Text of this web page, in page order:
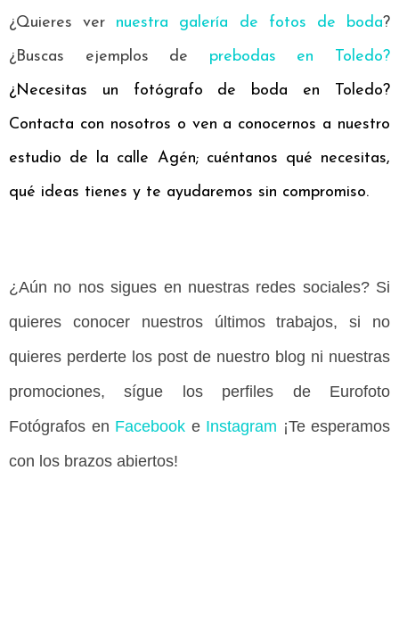
¿Quieres ver nuestra galería de fotos de boda?
¿Buscas ejemplos de prebodas en Toledo?
¿Necesitas un fotógrafo de boda en Toledo?
Contacta con nosotros o ven a conocernos a nuestro
estudio de la calle Agén; cuéntanos qué necesitas,
qué ideas tienes y te ayudaremos sin compromiso.
¿Aún no nos sigues en nuestras redes sociales? Si
quieres conocer nuestros últimos trabajos, si no
quieres perderte los post de nuestro blog ni nuestras
promociones, sígue los perfiles de Eurofoto
Fotógrafos en Facebook e Instagram ¡Te esperamos
con los brazos abiertos!